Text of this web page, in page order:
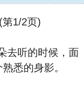
1/2页)
听的时候，面
悉的身影。